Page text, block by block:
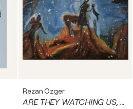
Rezan Ozger
ARE THEY WATCHING US, TOO ?